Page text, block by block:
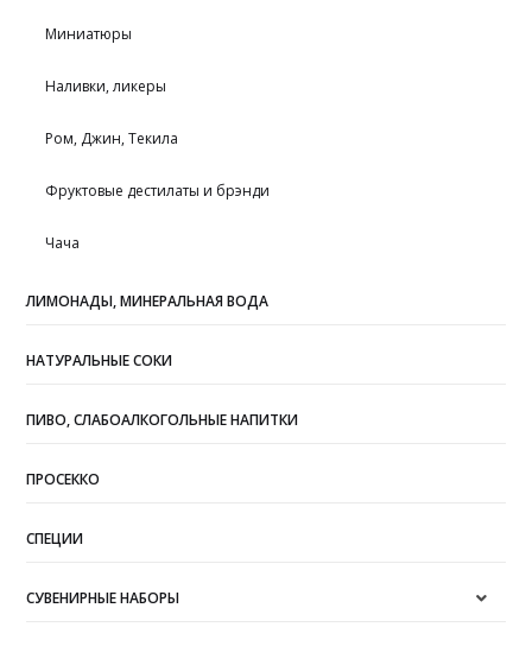
Миниатюры
Наливки, ликеры
Ром, Джин, Текила
Фруктовые дестилаты и брэнди
Чача
ЛИМОНАДЫ, МИНЕРАЛЬНАЯ ВОДА
НАТУРАЛЬНЫЕ СОКИ
ПИВО, СЛАБОАЛКОГОЛЬНЫЕ НАПИТКИ
ПРОСЕККО
СПЕЦИИ
СУВЕНИРНЫЕ НАБОРЫ